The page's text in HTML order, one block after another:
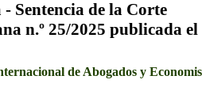
Sentencia de la Corte
n.º 25/2025 publicada el
de Abogados y